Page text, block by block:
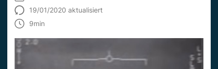
19/01/2020 aktualisiert
9min